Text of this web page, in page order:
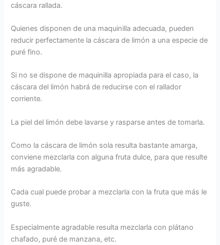
cáscara rallada.
Quienes disponen de una maquinilla adecuada, pueden
reducir perfectamente la cáscara de limón a una especie de
puré fino.
Si no se dispone de maquinilla apropiada para el caso, la
cáscara del limón habrá de reducirse con el rallador
corriente.
La piel del limón debe lavarse y rasparse antes de tomarla.
Como la cáscara de limón sola resulta bastante amarga,
conviene mezclarla con alguna fruta dulce, para que resulte
más agradable.
Cada cual puede probar a mezclarla con la fruta que más le
guste.
Especialmente agradable resulta mezclarla con plátano
chafado, puré de manzana, etc.